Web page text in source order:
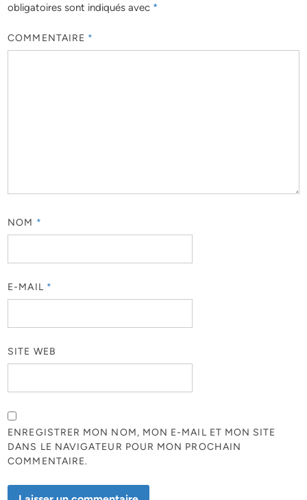
obligatoires sont indiqués avec *
COMMENTAIRE *
NOM *
E-MAIL *
SITE WEB
ENREGISTRER MON NOM, MON E-MAIL ET MON SITE
DANS LE NAVIGATEUR POUR MON PROCHAIN
COMMENTAIRE.